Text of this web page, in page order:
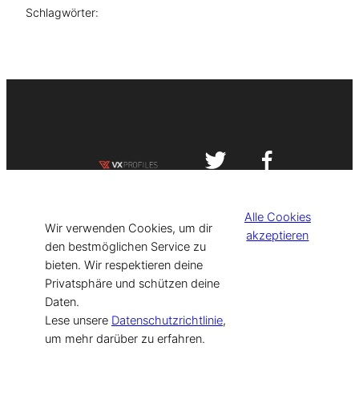
Schlagwörter:
[current_year] VISIT-X. Made with
for Models & Influencers!
Wir verwenden Cookies, um dir
den bestmöglichen Service zu
bieten. Wir respektieren deine
Privatsphäre und schützen deine
Daten.
Lese unsere Datenschutzrichtlinie,
um mehr darüber zu erfahren.
Alle Cookies
akzeptieren